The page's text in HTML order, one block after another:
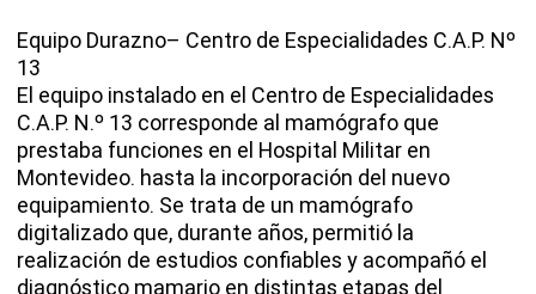
Equipo Durazno– Centro de Especialidades C.A.P. Nº
13
El equipo instalado en el Centro de Especialidades
C.A.P. N.º 13 corresponde al mamógrafo que
prestaba funciones en el Hospital Militar en
Montevideo. hasta la incorporación del nuevo
equipamiento. Se trata de un mamógrafo
digitalizado que, durante años, permitió la
realización de estudios confiables y acompañó el
diagnóstico mamario en distintas etapas del